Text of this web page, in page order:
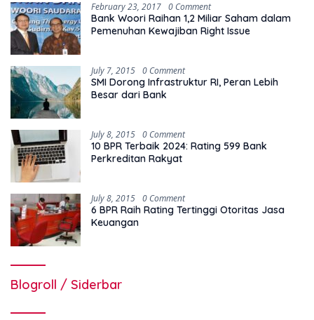
February 23, 2017 0 Comment
Bank Woori Raihan 1,2 Miliar Saham dalam
Pemenuhan Kewajiban Right Issue
July 7, 2015 0 Comment
SMI Dorong Infrastruktur RI, Peran Lebih
Besar dari Bank
July 8, 2015 0 Comment
10 BPR Terbaik 2024: Rating 599 Bank
Perkreditan Rakyat
July 8, 2015 0 Comment
6 BPR Raih Rating Tertinggi Otoritas Jasa
Keuangan
Blogroll / Siderbar